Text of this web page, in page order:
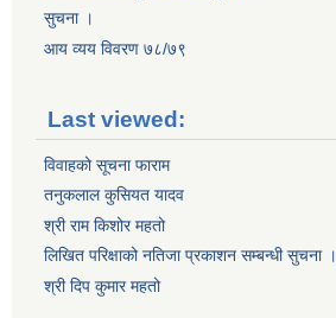
सुचना ।
आय व्यय विवरण ७८/७९
Last viewed:
विवाहको सूचना फाराम
तनुकलाल कुसियत यादव
श्री राम किशोर महतो
लिखित परिक्षाको नतिजा प्रकाशन सम्बन्धी सुचना ।
श्री दिप कुमार महतो